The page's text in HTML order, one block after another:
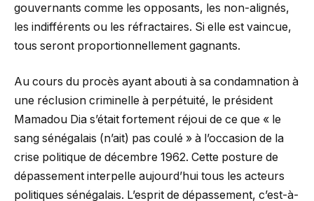
gouvernants comme les opposants, les non-alignés,
les indifférents ou les réfractaires. Si elle est vaincue,
tous seront proportionnellement gagnants.
Au cours du procès ayant abouti à sa condamnation à
une réclusion criminelle à perpétuité, le président
Mamadou Dia s’était fortement réjoui de ce que « le
sang sénégalais (n’ait) pas coulé » à l’occasion de la
crise politique de décembre 1962. Cette posture de
dépassement interpelle aujourd’hui tous les acteurs
politiques sénégalais. L’esprit de dépassement, c’est-à-